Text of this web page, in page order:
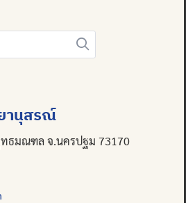
านุสรณ์
ธมณฑล จ.นครปฐม 73170